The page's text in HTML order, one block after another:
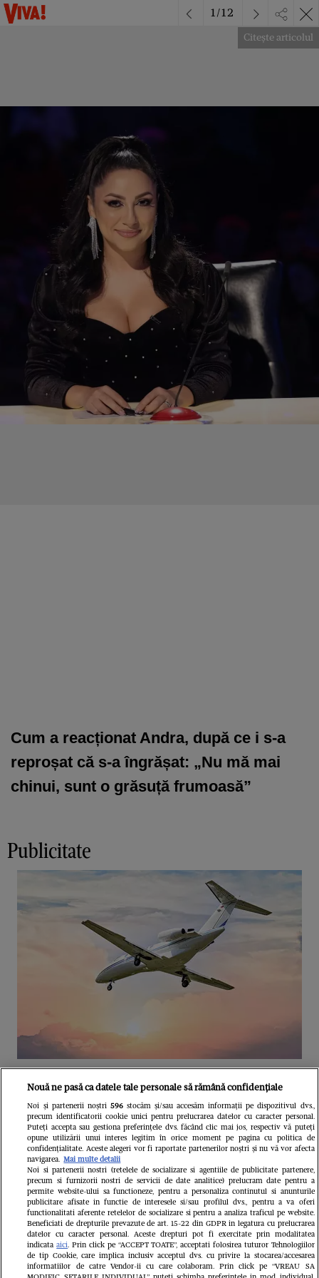
Cum a reacționat Andra, după ce i s-a
reproșat că s-a îngrășat: „Nu mă mai
chinui, sunt o grăsuță frumoasă”
Citește articolul
1/12
Publicitate
Unul dintre cele mai folosite
aeroporturi din Europa își închide
complet porțile timp de trei luni.
Milioane de pasageri, afectați
Nouă ne pasă ca datele tale personale să rămână confidențiale
Noi și partenerii noștri 596stocăm și/sau accesăm informații pe dispozitivul dvs.,
precum identificatorii cookie unici pentru prelucrarea datelor cu caracter personal.
Puteți accepta sau gestiona preferințele dvs. făcând clic mai jos, respectiv vă puteți
opune utilizării unui interes legitim în orice moment pe pagina cu politica de
confidențialitate. Aceste alegeri vor fi raportate partenerilor noștri și nu vă vor afecta
navigarea. Mai multe detalii
Noi si partenerii nostri (retelele de socializare si agentiile de publicitate partenere,
precum si furnizorii nostri de servicii de date analitice) prelucram date pentru a
permite website-ului sa functioneze, pentru a personaliza continutul si anunturile
publicitare afisate in functie de interesele si/sau profilul dvs., pentru a va oferi
functionalitati aferente retelelor de socializare si pentru a analiza traficul pe website.
Beneficiati de drepturile prevazute de art. 15-22 din GDPR in legatura cu prelucrarea
datelor cu caracter personal. Aceste drepturi pot fi exercitate prin modalitatea
indicataaici. Prin click pe “ACCEPT TOATE”, acceptati folosirea tuturor Tehnologiilor
de tip Cookie, care implica inclusiv acceptul dvs. cu privire la stocarea/accesarea
informatiilor de catre Vendor-ii cu care colaboram. Prin click pe “VREAU SA